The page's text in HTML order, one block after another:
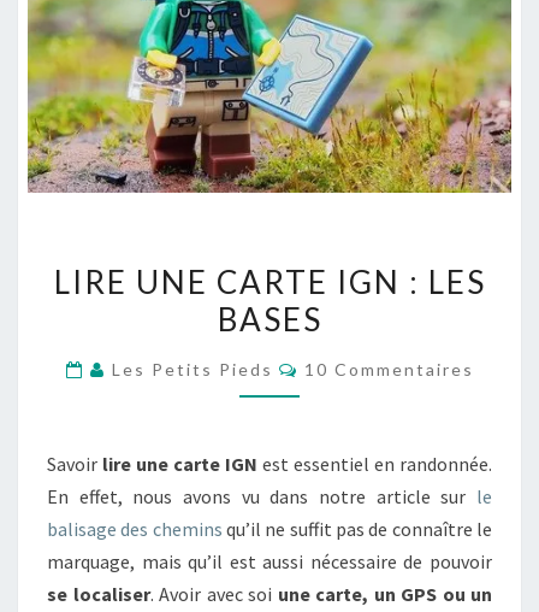
UNE
CARTE
:
LIRE UNE CARTE IGN : LES
BASES
Les Petits Pieds Commentaires
10 Commentaires
Savoir lire une carte IGN est essentiel en randonnée.
En effet, nous avons vu dans notre article sur le
balisage des chemins qu’il ne suffit pas de connaître le
marquage, mais qu’il est aussi nécessaire de pouvoir
se localiser. Avoir avec soi une carte, un GPS ou un